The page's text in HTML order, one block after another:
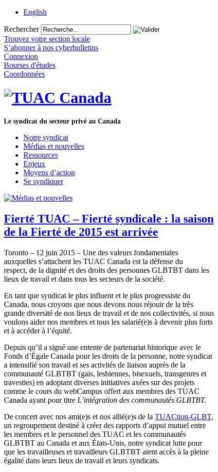
English
Rechercher
Trouvez votre section locale
S’abonner à nos cyberbulletins
Connexion
Bourses d'études
Coordonnées
Le syndicat du secteur privé au Canada
Notre syndicat
Médias et nouvelles
Ressources
Enjeux
Moyens d’action
Se syndiquer
Fierté TUAC – Fierté syndicale : la saison
de la Fierté de 2015 est arrivée
Toronto – 12 juin 2015 – Une des valeurs fondamentales
auxquelles s’attachent les TUAC Canada est la défense du
respect, de la dignité et des droits des personnes GLBTBT dans les
lieux de travail et dans tous les secteurs de la société.
En tant que syndicat le plus influent et le plus progressiste du
Canada, nous croyons que nous devons nous réjouir de la très
grande diversité de nos lieux de travail et de nos collectivités, si nous
voulons aider nos membres et tous les salarié(e)s à devenir plus forts
et à accéder à l’équité.
Depuis qu’il a signé une entente de partenariat historique avec le
Fonds d’Égale Canada pour les droits de la personne, notre syndicat
a intensifié son travail et ses activités de liaison auprès de la
communauté GLBTBT (gais, lesbiennes, bisexuels, transgenres et
travesties) en adoptant diverses initiatives axées sur des projets
comme le cours du webCampus offert aux membres des TUAC
Canada ayant pour titre L’intégration des communautés GLBTBT.
De concert avec nos ami(e)s et nos allié(e)s de la TUACtion-GLBT,
un regroupement destiné à créer des rapports d’appui mutuel entre
les membres et le personnel des TUAC et les communautés
GLBTBT au Canada et aux États-Unis, notre syndicat lutte pour
que les travailleuses et travailleurs GLBTBT aient accès à la pleine
égalité dans leurs lieux de travail et leurs syndicats.